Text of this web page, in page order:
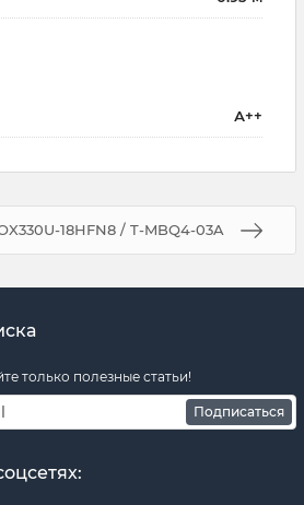
А++
18HFN8 / T-MBQ4-03A
только полезные статьи!
Подписаться